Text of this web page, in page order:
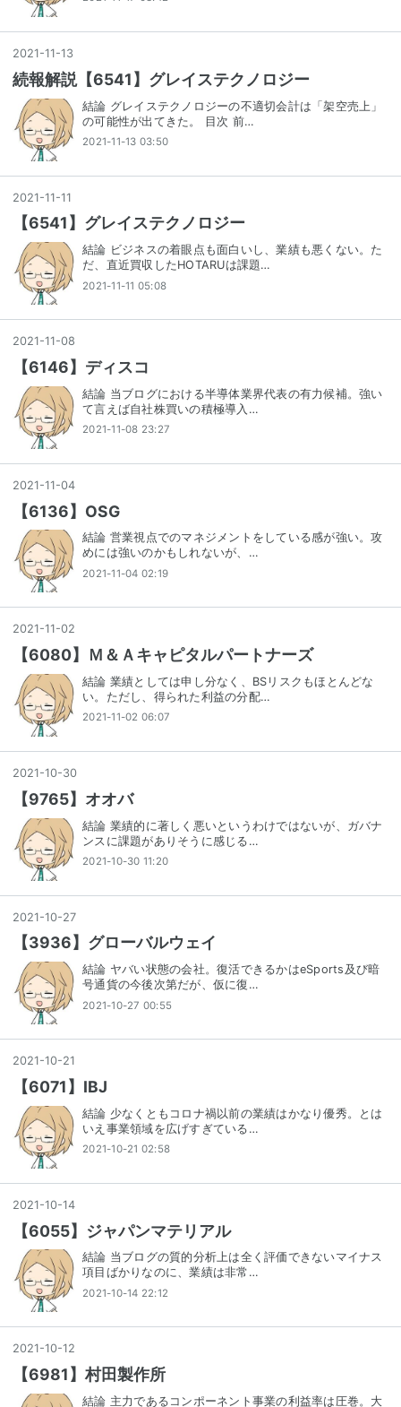
2021 -11 -13
続報解説【6541】グレイステクノロジー
結論 グレイステクノロジーの不適切会計は「架空売上」
の可能性が出てきた。 目次 前…
2021-11-13 03:50
2021-11-11
【6541】グレイステクノロジー
結論 ビジネスの着眼点も面白いし、業績も悪くない。た
だ、直近買収したHOTARUは課題…
2021-11-11 05:08
2021 -11 -08
【6146】ディスコ
結論 当ブログにおける半導体業界代表の有力候補。強い
て言えば自社株買いの積極導入…
2021-11-08 23:27
2021-11-04
【6136】OSG
結論 営業視点でのマネジメントをしている感が強い。攻
めには強いのかもしれないが、…
2021-11-04 02:19
2021 -11 -02
【6080】Ｍ＆Ａキャピタルパートナーズ
結論 業績としては申し分なく、BSリスクもほとんどな
い。ただし、得られた利益の分配…
2021-11-02 06:07
2021 -10-30
【9765】オオバ
結論 業績的に著しく悪いというわけではないが、ガバナ
ンスに課題がありそうに感じる…
2021-10-30 11:20
2021-10-27
【3936】グローバルウェイ
結論 ヤバい状態の会社。復活できるかはeSports及び暗
号通貨の今後次第だが、仮に復…
2021-10-27 00:55
2021 -10-21
【6071】IBJ
結論 少なくともコロナ禍以前の業績はかなり優秀。とは
いえ事業領域を広げすぎている…
2021-10-21 02:58
2021-10-14
【6055】ジャパンマテリアル
結論 当ブログの質的分析上は全く評価できないマイナス
項目ばかりなのに、業績は非常…
2021-10-14 22:12
2021 -10-12
【6981】村田製作所
結論 主力であるコンポーネント事業の利益率は圧巻。大